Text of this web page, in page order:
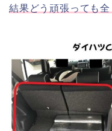
結果どう頑張っても全